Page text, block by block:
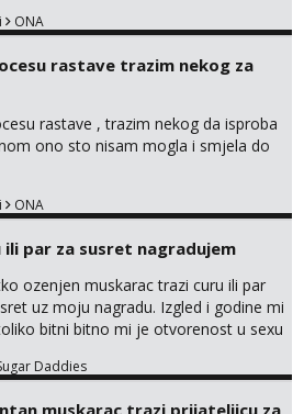
ONA
rastave trazim nekog za
rastave , trazim nekog da isproba
ono sto nisam mogla i smjela do
ONA
ili par za susret nagradujem
ozenjen muskarac trazi curu ili par
uz moju nagradu. Izgled i godine mi
bitni bitno mi je otvorenost u sexu
mail . Molim ako je moguce prvi mail
Daddies
muskarac trazi prijateljicu za